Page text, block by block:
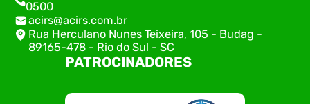
0500
acirs@acirs.com.br
Rua Herculano Nunes Teixeira, 105 - Budag -
89165-478 - Rio do Sul - SC
PATROCINADORES